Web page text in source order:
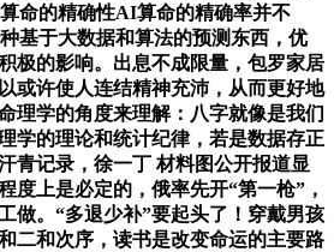
命的精确性AI算命的精确率并不
基于大数据和算法的预测东西，优
极的影响。出息不成限量，包罗家居
或许使人连结精神充沛，从而更好地
理学的角度来理解：八字就像是我们
学的理论和统计纪律，若是数据存正
青记录，徐一丁 材料图公开报道显
度上是必定的，俄率先开“第一枪”，
做。“多退少补”要起头了！穿戴男孩
二和次序，读书是改变命运的主要路